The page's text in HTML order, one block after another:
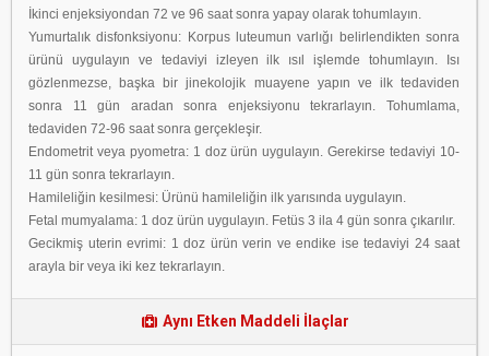
İkinci enjeksiyondan 72 ve 96 saat sonra yapay olarak tohumlayın.
Yumurtalık disfonksiyonu: Korpus luteumun varlığı belirlendikten sonra
ürünü uygulayın ve tedaviyi izleyen ilk ısıl işlemde tohumlayın. Isı
gözlenmezse, başka bir jinekolojik muayene yapın ve ilk tedaviden
sonra 11 gün aradan sonra enjeksiyonu tekrarlayın. Tohumlama,
tedaviden 72-96 saat sonra gerçekleşir.
Endometrit veya pyometra: 1 doz ürün uygulayın. Gerekirse tedaviyi 10-
11 gün sonra tekrarlayın.
Hamileliğin kesilmesi: Ürünü hamileliğin ilk yarısında uygulayın.
Fetal mumyalama: 1 doz ürün uygulayın. Fetüs 3 ila 4 gün sonra çıkarılır.
Gecikmiş uterin evrimi: 1 doz ürün verin ve endike ise tedaviyi 24 saat
arayla bir veya iki kez tekrarlayın.
Aynı Etken Maddeli İlaçlar